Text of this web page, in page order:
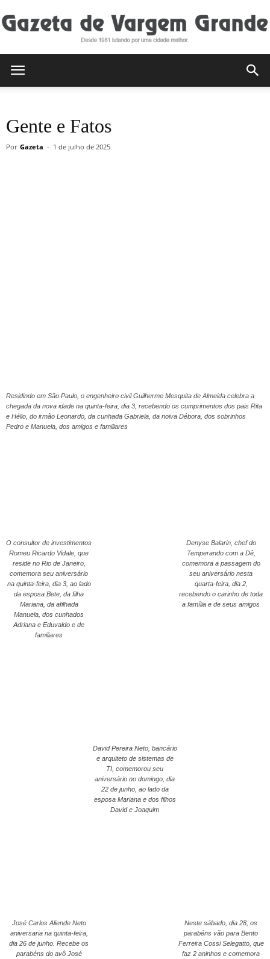
Gente e Fatos
Por Gazeta - 1 de julho de 2025
Residindo em São Paulo, o engenheiro civil Guilherme Mesquita de Almeida celebra a
chegada da nova idade na quinta-feira, dia 3, recebendo os cumprimentos dos pais Rita
e Hélio, do irmão Leonardo, da cunhada Gabriela, da noiva Débora, dos sobrinhos
Pedro e Manuela, dos amigos e familiares
O consultor de investimentos
Romeu Ricardo Vidale, que
reside no Rio de Janeiro,
comemora seu aniversário
na quinta-feira, dia 3, ao lado
da esposa Bete, da filha
Mariana, da afilhada
Manuela, dos cunhados
Adriana e Eduvaldo e de
familiares
Denyse Balarin, chef do
Temperando com a Dê,
comemora a passagem do
seu aniversário nesta
quarta-feira, dia 2,
recebendo o carinho de toda
a família e de seus amigos
David Pereira Neto, bancário
e arquiteto de sistemas de
TI, comemorou seu
aniversário no domingo, dia
22 de junho, ao lado da
esposa Mariana e dos filhos
David e Joaquim
José Carlos Aliende Neto
aniversaria na quinta-feira,
dia 26 de junho. Recebe os
parabéns do avô José
Neste sábado, dia 28, os
parabéns vão para Bento
Ferreira Cossi Selegatto, que
faz 2 aninhos e comemora